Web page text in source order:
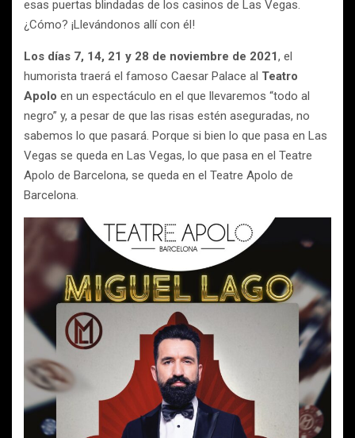
esas puertas blindadas de los casinos de Las Vegas.
¿Cómo? ¡Llevándonos allí con él!
Los días 7, 14, 21 y 28 de noviembre de 2021, el
humorista traerá el famoso Caesar Palace al Teatro
Apolo en un espectáculo en el que llevaremos “todo al
negro” y, a pesar de que las risas estén aseguradas, no
sabemos lo que pasará. Porque si bien lo que pasa en Las
Vegas se queda en Las Vegas, lo que pasa en el Teatre
Apolo de Barcelona, se queda en el Teatre Apolo de
Barcelona.